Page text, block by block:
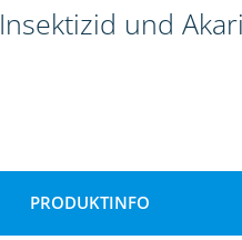
Insektizid und
PRODUKTINFO